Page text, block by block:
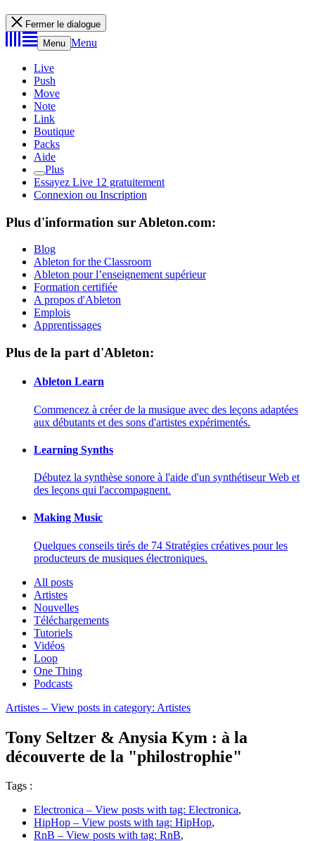
Fermer le dialogue
Menu Menu
Live
Push
Move
Note
Link
Boutique
Packs
Aide
Plus
Essayez Live 12 gratuitement
Connexion ou Inscription
Plus d'information sur Ableton.com:
Blog
Ableton for the Classroom
Ableton pour l’enseignement supérieur
Formation certifiée
A propos d'Ableton
Emplois
Apprentissages
Plus de la part d'Ableton:
Ableton Learn
Commencez à créer de la musique avec des leçons adaptées
aux débutants et des sons d'artistes expérimentés.
Learning Synths
Débutez la synthèse sonore à l'aide d'un synthétiseur Web et
des leçons qui l'accompagnent.
Making Music
Quelques conseils tirés de 74 Stratégies créatives pour les
producteurs de musiques électroniques.
All posts
Artistes
Nouvelles
Téléchargements
Tutoriels
Vidéos
Loop
One Thing
Podcasts
Artistes – View posts in category: Artistes
Tony Seltzer & Anysia Kym : à la
découverte de la "philostrophie"
Tags :
Electronica – View posts with tag: Electronica,
HipHop – View posts with tag: HipHop,
RnB – View posts with tag: RnB,